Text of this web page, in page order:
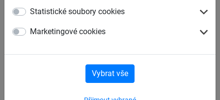
Statistické soubory cookies
Marketingové cookies
Vybrat vše
Sítě pro paletové regály